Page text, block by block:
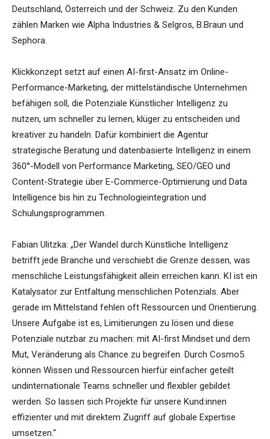
Deutschland, Österreich und der Schweiz. Zu den Kunden
zählen Marken wie Alpha Industries & Selgros, B.Braun und
Sephora.
Klickkonzept setzt auf einen AI-first-Ansatz im Online-
Performance-Marketing, der mittelständische Unternehmen
befähigen soll, die Potenziale Künstlicher Intelligenz zu
nutzen, um schneller zu lernen, klüger zu entscheiden und
kreativer zu handeln. Dafür kombiniert die Agentur
strategische Beratung und datenbasierte Intelligenz in einem
360°-Modell von Performance Marketing, SEO/GEO und
Content-Strategie über E-Commerce-Optimierung und Data
Intelligence bis hin zu Technologieintegration und
Schulungsprogrammen.
Fabian Ulitzka: „Der Wandel durch Künstliche Intelligenz
betrifft jede Branche und verschiebt die Grenze dessen, was
menschliche Leistungsfähigkeit allein erreichen kann. KI ist ein
Katalysator zur Entfaltung menschlichen Potenzials. Aber
gerade im Mittelstand fehlen oft Ressourcen und Orientierung.
Unsere Aufgabe ist es, Limitierungen zu lösen und diese
Potenziale nutzbar zu machen: mit AI-first Mindset und dem
Mut, Veränderung als Chance zu begreifen. Durch Cosmo5
können Wissen und Ressourcen hierfür einfacher geteilt
undinternationale Teams schneller und flexibler gebildet
werden. So lassen sich Projekte für unsere Kund:innen
effizienter und mit direktem Zugriff auf globale Expertise
umsetzen.“